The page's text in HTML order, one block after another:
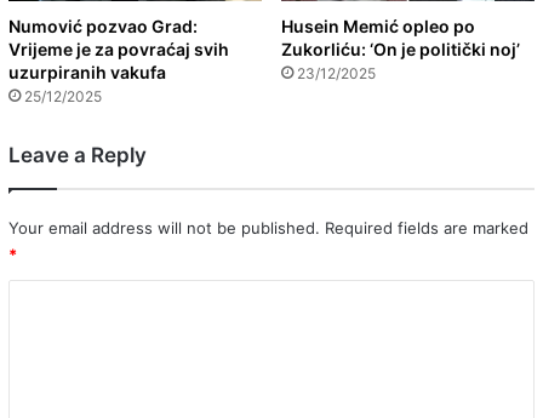
Numović pozvao Grad:
Vrijeme je za povraćaj svih
uzurpiranih vakufa
25/12/2025
Husein Memić opleo po
Zukorliću: ‘On je politički noj’
23/12/2025
Leave a Reply
Your email address will not be published. Required fields are marked
*